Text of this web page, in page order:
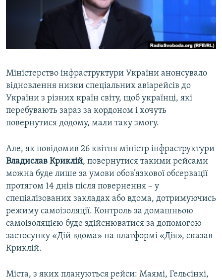
ВІДЕОУРОКИ «ELIFBE»
СВІДЧЕННЯ ОКУПАЦІЇ
УКРАЇНСЬКА ПРОБЛЕМА КРИМУ
Русский
Qırımtatar
Усі сайти RFE/RL
Міністерство інфраструктури України анонсувало
відновлення низки спеціальних авіарейсів до
України з різних країн світу, щоб українці, які
перебувають зараз за кордоном і хочуть
повернутися додому, мали таку змогу.
Але, як повідомив 26 квітня міністр інфраструктури
Владислав Криклій, повернутися такими рейсами
можна буде лише за умови обов’язкової обсервації
протягом 14 днів після повернення – у
спеціалізованих закладах або вдома, дотримуючись
режиму самоізоляції. Контроль за домашньою
самоізоляцією буде здійснюватися за допомогою
застосунку «Дій вдома» на платформі «Дія», сказав
Криклій.
Міста, з яких плануються рейси: Маямі, Гельсінкі,